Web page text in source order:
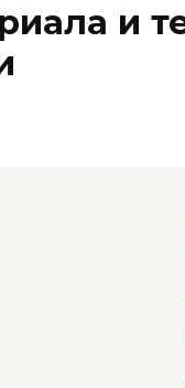
и